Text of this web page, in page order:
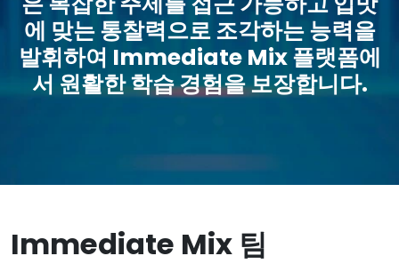
에 맞는 통찰력으로 조각하는 능력을
발휘하여 Immediate Mix 플랫폼에
서 원활한 학습 경험을 보장합니다.
Immediate Mix 팀